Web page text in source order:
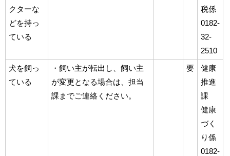
クターな
どを持っ
ている
税係
0182-
32-
2510
犬を飼っ
ている
・飼い主が転出し、飼い主
が変更となる場合は、担当
課までご連絡ください。
要
健康
推進
課
健康
づく
り係
0182-